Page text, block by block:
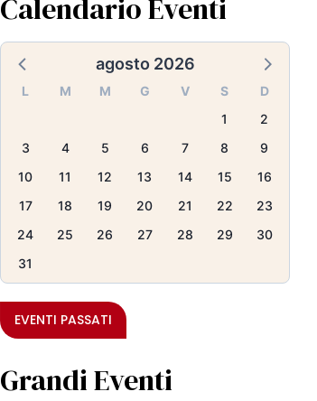
Calendario Eventi
agosto 2026
L M M G V S
D
1
2
3
4 5 6 7 8
9
10
11 12 13 14 15
16
17
18 19 20 21 22
23
24
25 26 27 28 29
30
31
EVENTI PASSATI
Grandi Eventi